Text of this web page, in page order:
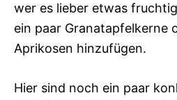
wer es lieber etwas
ein paar Granatapfelkerne
Aprikosen hinzufügen.
Hier sind noch ein paar